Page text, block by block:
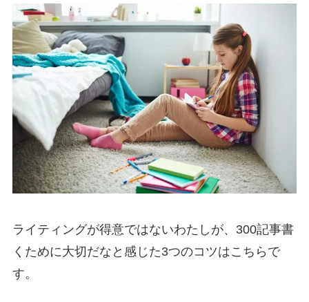
ライティングが得意ではないわたしが、300記事書
くために大切だなと感じた3つのコツはこちらで
す。